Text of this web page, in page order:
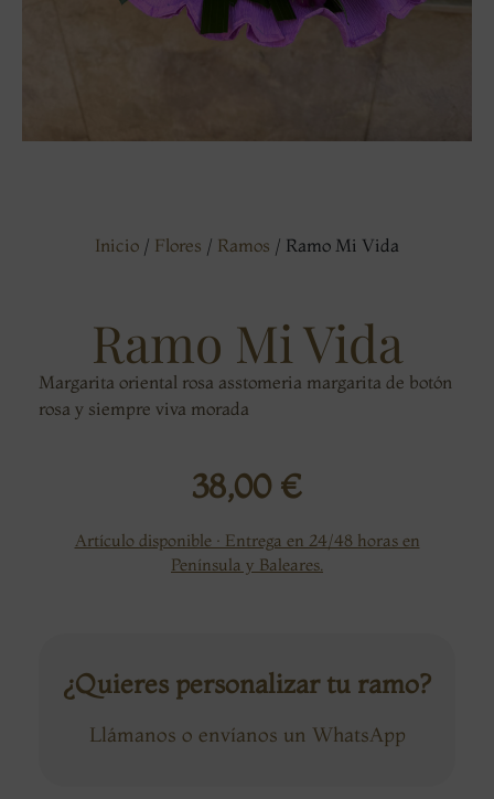
Inicio / Flores / Ramos / Ramo Mi Vida
Ramo Mi Vida
Margarita oriental rosa asstomeria margarita de botón
rosa y siempre viva morada
38,00 €
Artículo disponible · Entrega en 24/48 horas en
Península y Baleares.
¿Quieres personalizar tu ramo?
Llámanos o envíanos un WhatsApp